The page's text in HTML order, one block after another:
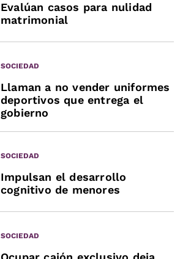
Evalúan casos para nulidad
matrimonial
SOCIEDAD
Llaman a no vender uniformes
deportivos que entrega el
gobierno
SOCIEDAD
Impulsan el desarrollo
cognitivo de menores
SOCIEDAD